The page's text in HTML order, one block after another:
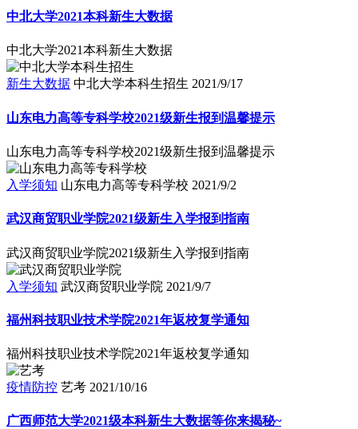
中北大学2021本科新生大数据
中北大学2021本科新生大数据
新生大数据 中北大学本科生招生 2021/9/17
山东电力高等专科学校2021级新生报到温馨提示
山东电力高等专科学校2021级新生报到温馨提示
入学须知 山东电力高等专科学校 2021/9/2
武汉商贸职业学院2021级新生入学报到指南
武汉商贸职业学院2021级新生入学报到指南
入学须知 武汉商贸职业学院 2021/9/7
福州科技职业技术学院2021年返校复学通知
福州科技职业技术学院2021年返校复学通知
疫情防控 艺考 2021/10/16
广西师范大学2021级本科新生大数据等你来揭秘~